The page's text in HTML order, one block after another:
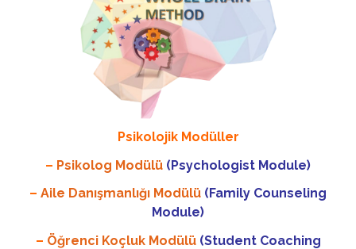
Psikolojik Modüller
– Psikolog Modülü (Psychologist Module)
– Aile Danışmanlığı Modülü (Family Counseling
Module)
– Öğrenci Koçluk Modülü(Student Coaching